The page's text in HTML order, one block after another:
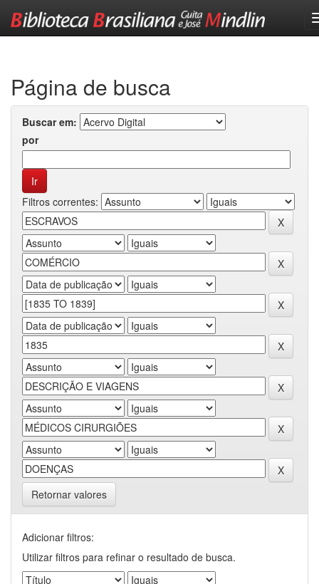
Página de busca
Buscar em:
por
Filtros correntes:
Retornar valores
Adicionar filtros:
Utilizar filtros para refinar o resultado de busca.